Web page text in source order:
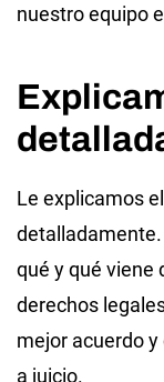
nuestro equipo
Le explicamos
qué y qué viene
derechos
mejor acuerdo
a juicio.